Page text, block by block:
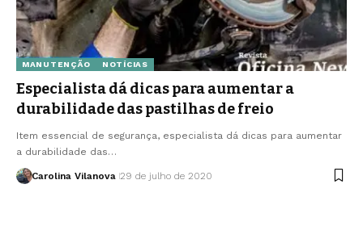
MANUTENÇÃO NOTÍCIAS
Especialista dá dicas para aumentar a
durabilidade das pastilhas de freio
Item essencial de segurança, especialista dá dicas para aumentar
a durabilidade das…
Carolina Vilanova 29 de julho de 2020